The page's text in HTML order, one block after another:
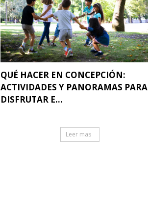
QUÉ HACER EN CONCEPCIÓN:
ACTIVIDADES Y PANORAMAS PARA
DISFRUTAR E...
Leer mas